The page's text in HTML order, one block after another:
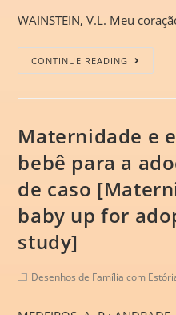
WAINSTEIN, V.L. Meu
CONTINUE READING
Maternidade e
bebê para a
de caso
baby up for
study]
Desenhos de Família com